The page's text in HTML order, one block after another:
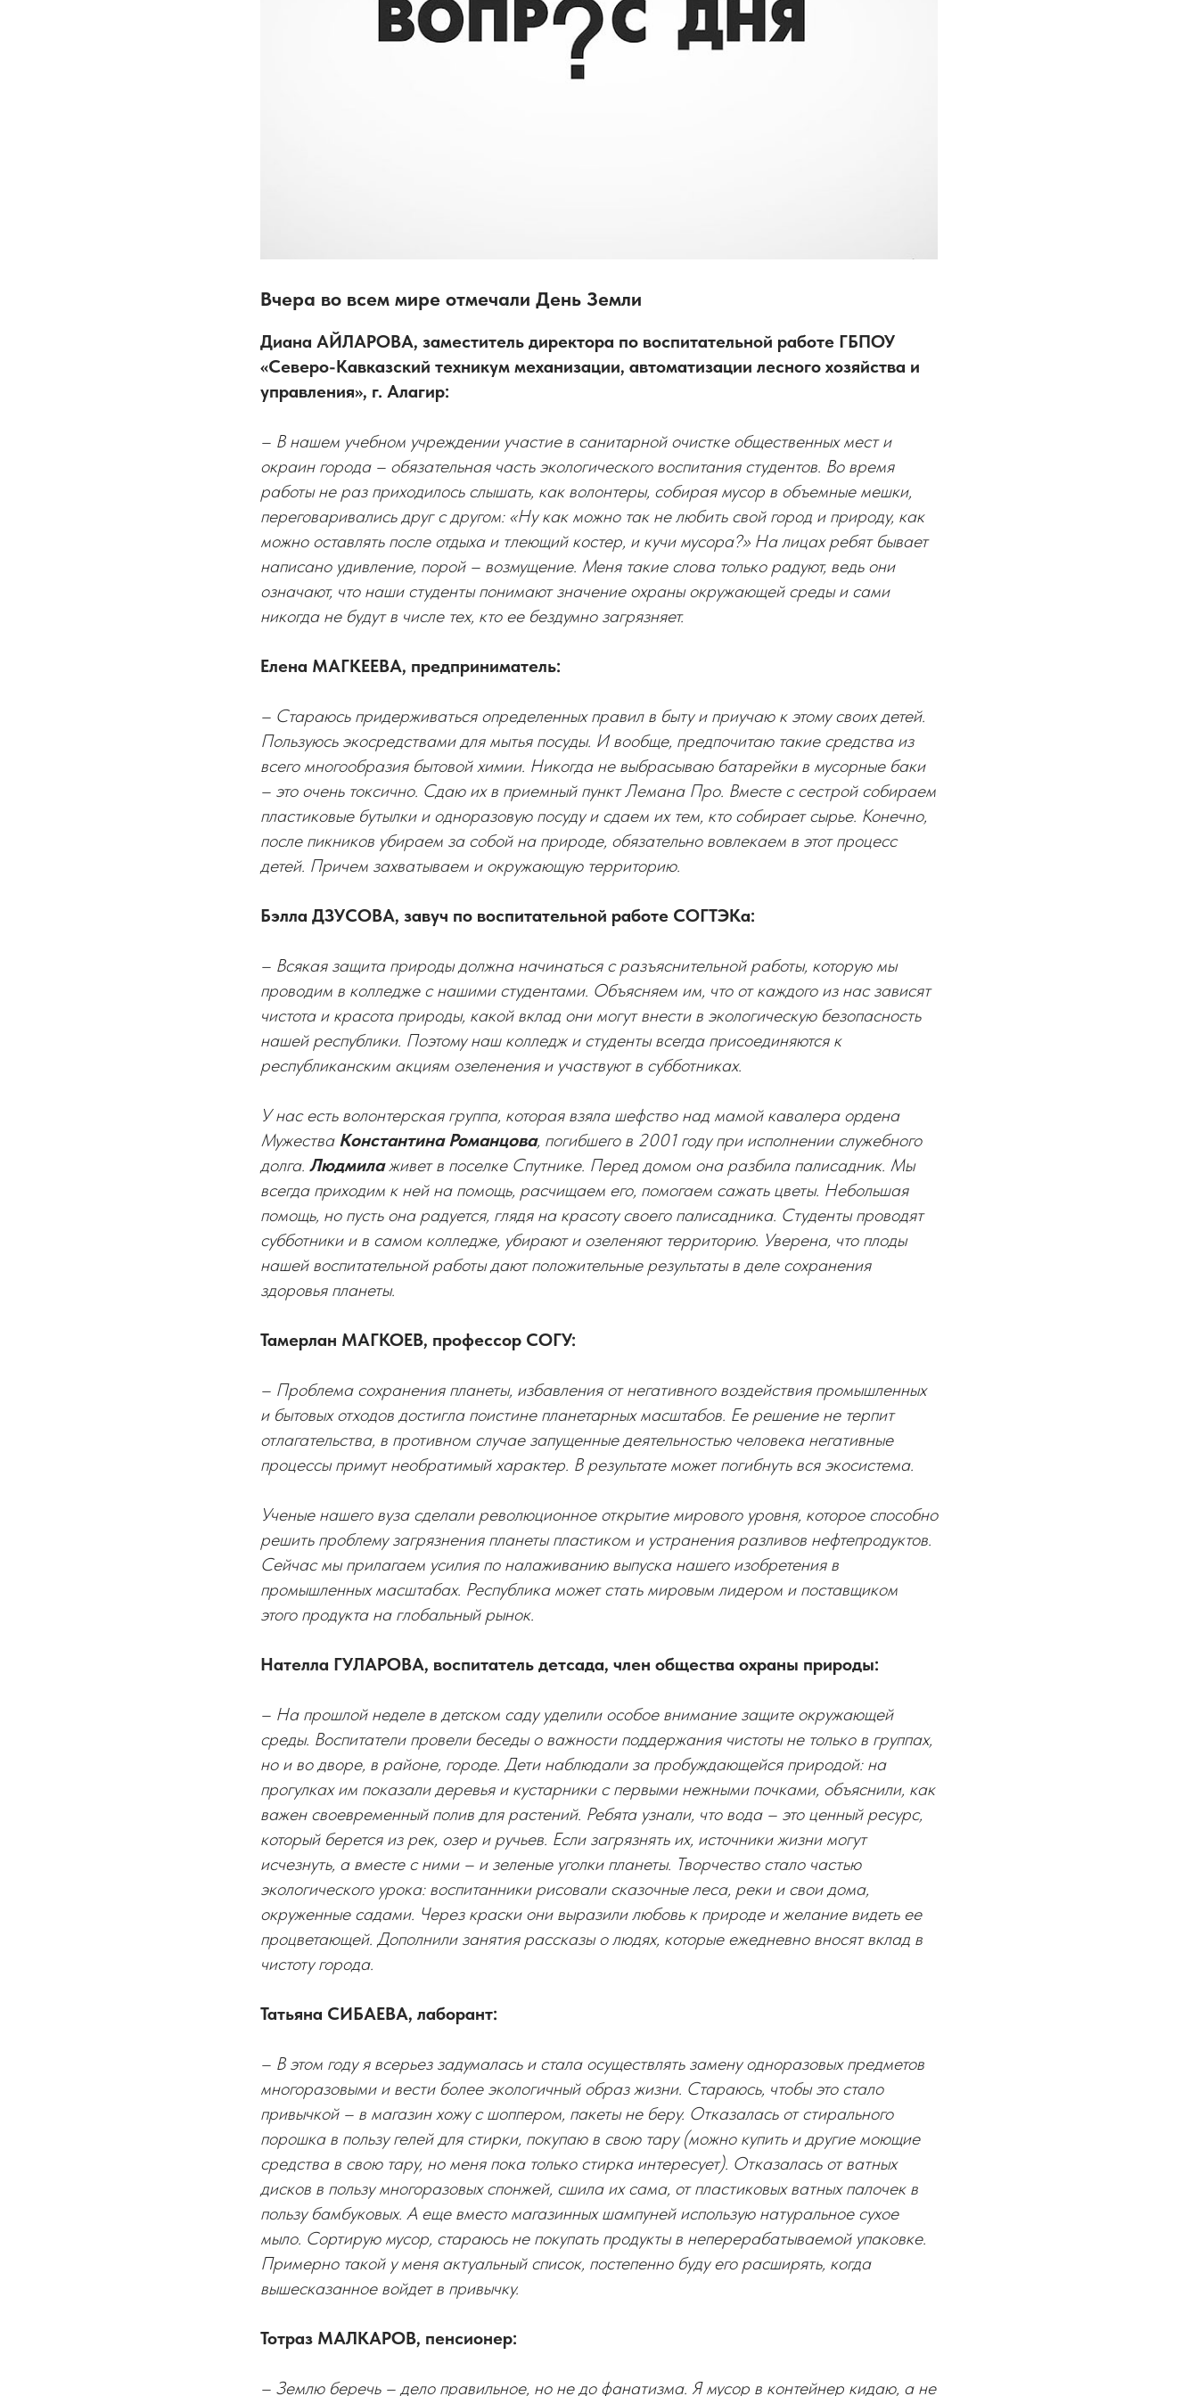
Вчера во всем мире отмечали День Земли
Диана АЙЛАРОВА, заместитель директора по воспитательной работе ГБПОУ
«Северо-Кавказский техникум механизации, автоматизации лесного хозяйства и
управления», г. Алагир:
– В нашем учебном учреждении участие в санитарной очистке общественных мест и
окраин города – обязательная часть экологического воспитания студентов. Во время
работы не раз приходилось слышать, как волонтеры, собирая мусор в объемные мешки,
переговаривались друг с другом: «Ну как можно так не любить свой город и природу, как
можно оставлять после отдыха и тлеющий костер, и кучи мусора?» На лицах ребят бывает
написано удивление, порой – возмущение. Меня такие слова только радуют, ведь они
означают, что наши студенты понимают значение охраны окружающей среды и сами
никогда не будут в числе тех, кто ее бездумно загрязняет.
Елена МАГКЕЕВА, предприниматель:
– Стараюсь придерживаться определенных правил в быту и приучаю к этому своих детей.
Пользуюсь экосредствами для мытья посуды. И вообще, предпочитаю такие средства из
всего многообразия бытовой химии. Никогда не выбрасываю батарейки в мусорные баки
– это очень токсично. Сдаю их в приемный пункт Лемана Про. Вместе с сестрой собираем
пластиковые бутылки и одноразовую посуду и сдаем их тем, кто собирает сырье. Конечно,
после пикников убираем за собой на природе, обязательно вовлекаем в этот процесс
детей. Причем захватываем и окружающую территорию.
Бэлла ДЗУСОВА, завуч по воспитательной работе СОГТЭКа:
– Всякая защита природы должна начинаться с разъяснительной работы, которую мы
проводим в колледже с нашими студентами. Объясняем им, что от каждого из нас зависят
чистота и красота природы, какой вклад они могут внести в экологическую безопасность
нашей республики. Поэтому наш колледж и студенты всегда присоединяются к
республиканским акциям озеленения и участвуют в субботниках.
У нас есть волонтерская группа, которая взяла шефство над мамой кавалера ордена
Мужества Константина Романцова, погибшего в 2001 году при исполнении служебного
долга. Людмилаживет в поселке Спутнике. Перед домом она разбила палисадник. Мы
всегда приходим к ней на помощь, расчищаем его, помогаем сажать цветы. Небольшая
помощь, но пусть она радуется, глядя на красоту своего палисадника. Студенты проводят
субботники и в самом колледже, убирают и озеленяют территорию. Уверена, что плоды
нашей воспитательной работы дают положительные результаты в деле сохранения
здоровья планеты.
Тамерлан МАГКОЕВ, профессор СОГУ:
– Проблема сохранения планеты, избавления от негативного воздействия промышленных
и бытовых отходов достигла поистине планетарных масштабов. Ее решение не терпит
отлагательства, в противном случае запущенные деятельностью человека негативные
процессы примут необратимый характер. В результате может погибнуть вся экосистема.
Ученые нашего вуза сделали революционное открытие мирового уровня, которое способно
решить проблему загрязнения планеты пластиком и устранения разливов нефтепродуктов.
Сейчас мы прилагаем усилия по налаживанию выпуска нашего изобретения в
промышленных масштабах. Республика может стать мировым лидером и поставщиком
этого продукта на глобальный рынок.
Нателла ГУЛАРОВА, воспитатель детсада, член общества охраны природы:
– На прошлой неделе в детском саду уделили особое внимание защите окружающей
среды. Воспитатели провели беседы о важности поддержания чистоты не только в группах,
но и во дворе, в районе, городе. Дети наблюдали за пробуждающейся природой: на
прогулках им показали деревья и кустарники с первыми нежными почками, объяснили, как
важен своевременный полив для растений. Ребята узнали, что вода – это ценный ресурс,
который берется из рек, озер и ручьев. Если загрязнять их, источники жизни могут
исчезнуть, а вместе с ними – и зеленые уголки планеты. Творчество стало частью
экологического урока: воспитанники рисовали сказочные леса, реки и свои дома,
окруженные садами. Через краски они выразили любовь к природе и желание видеть ее
процветающей. Дополнили занятия рассказы о людях, которые ежедневно вносят вклад в
чистоту города.
Татьяна СИБАЕВА, лаборант:
– В этом году я всерьез задумалась и стала осуществлять замену одноразовых предметов
многоразовыми и вести более экологичный образ жизни. Стараюсь, чтобы это стало
привычкой – в магазин хожу с шоппером, пакеты не беру. Отказалась от стирального
порошка в пользу гелей для стирки, покупаю в свою тару (можно купить и другие моющие
средства в свою тару, но меня пока только стирка интересует). Отказалась от ватных
дисков в пользу многоразовых спонжей, сшила их сама, от пластиковых ватных палочек в
пользу бамбуковых. А еще вместо магазинных шампуней использую натуральное сухое
мыло. Сортирую мусор, стараюсь не покупать продукты в неперерабатываемой упаковке.
Примерно такой у меня актуальный список, постепенно буду его расширять, когда
вышесказанное войдет в привычку.
Тотраз МАЛКАРОВ, пенсионер:
– Землю беречь – дело правильное, но не до фанатизма. Я мусор в контейнер кидаю, а не